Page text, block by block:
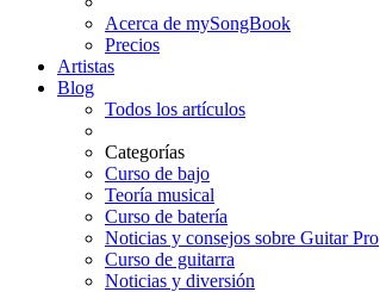
Acerca de mySongBook
Precios
Artistas
Blog
Todos los artículos
Categorías
Curso de bajo
Teoría musical
Curso de batería
Noticias y consejos sobre Guitar Pro
Curso de guitarra
Noticias y diversión